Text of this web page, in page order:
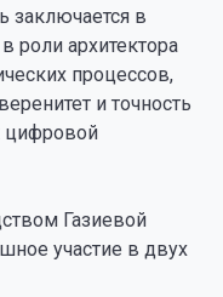
заключается в
роли архитектора
процессов,
и точность
цифровой
Газиевой
участие в двух